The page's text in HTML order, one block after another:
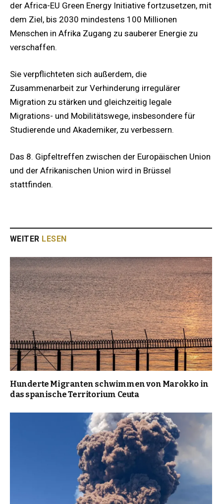
der Africa-EU Green Energy Initiative fortzusetzen, mit
dem Ziel, bis 2030 mindestens 100 Millionen
Menschen in Afrika Zugang zu sauberer Energie zu
verschaffen.
Sie verpflichteten sich außerdem, die
Zusammenarbeit zur Verhinderung irregulärer
Migration zu stärken und gleichzeitig legale
Migrations- und Mobilitätswege, insbesondere für
Studierende und Akademiker, zu verbessern.
Das 8. Gipfeltreffen zwischen der Europäischen Union
und der Afrikanischen Union wird in Brüssel
stattfinden.
WEITER LESEN
Hunderte Migranten schwimmen von Marokko in
das spanische Territorium Ceuta